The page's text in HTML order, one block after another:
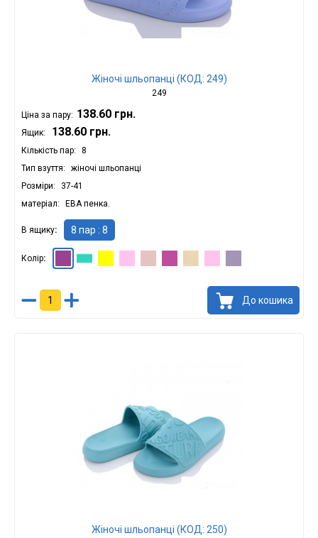
Жіночі шльопанці (КОД: 249)
249
Ціна за пару: 138.60 грн.
Ящик: 138.60 грн.
Кількість пар
8
Тип взуття
жіночі шльопанці
Розміри
37-41
матеріал
ЕВА пенка.
В ящику 8 пар : 8
Колір
До кошика
Жіночі шльопанці (КОД: 250)